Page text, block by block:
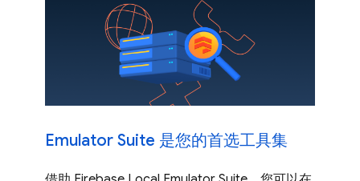
Emulator Suite 是您的首选工具集